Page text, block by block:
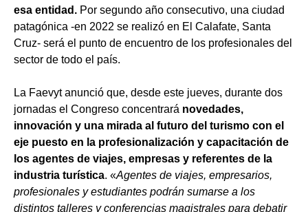
esa entidad. Por segundo año consecutivo, una ciudad
patagónica -en 2022 se realizó en El Calafate, Santa
Cruz- será el punto de encuentro de los profesionales del
sector de todo el país.
La Faevyt anunció que, desde este jueves, durante dos
jornadas el Congreso concentrará novedades,
innovación y una mirada al futuro del turismo con el
eje puesto en la profesionalización y capacitación de
los agentes de viajes, empresas y referentes de la
industria turística. «Agentes de viajes, empresarios,
profesionales y estudiantes podrán sumarse a los
distintos talleres y conferencias magistrales para debatir